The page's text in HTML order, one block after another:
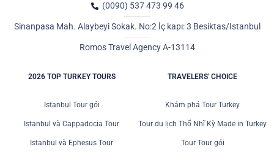
(0090) 537 473 99 46
Sinanpasa Mah. Alaybeyi Sokak. No:2 İç kapı: 3 Besiktas/Istanbul
Romos Travel Agency A-13114
2026 TOP TURKEY TOURS
Istanbul Tour gói
Istanbul và Cappadocia Tour
Istanbul và Ephesus Tour
TRAVELERS' CHOICE
Khám phá Tour Turkey
Tour du lịch Thổ Nhĩ Kỳ Made in Turkey
Tour Tour gói